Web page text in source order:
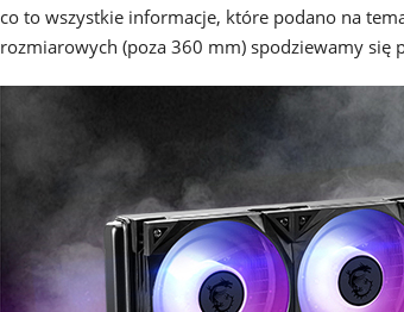
co to wszystkie informacje, które podano na
rozmiarowych (poza 360 mm) spodziewamy się